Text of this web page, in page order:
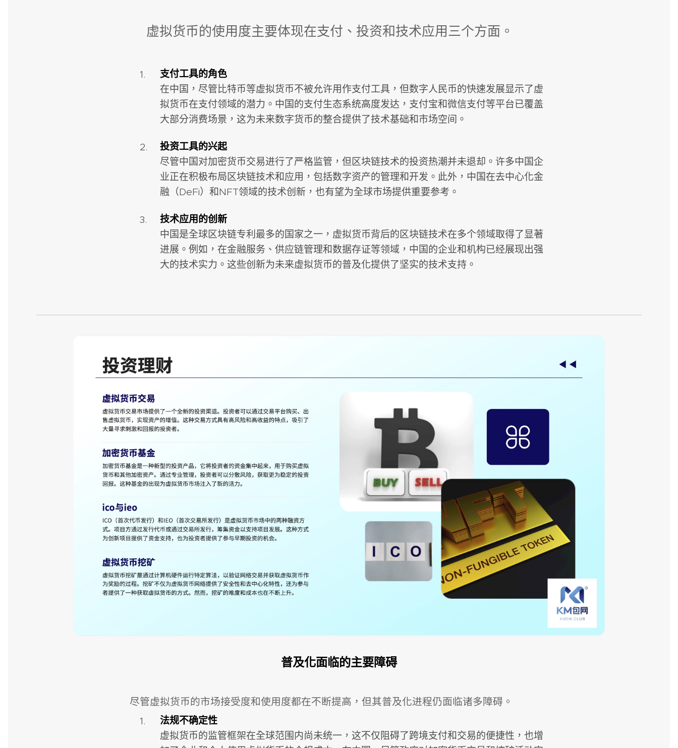
虚拟货币的使用度主要体现在支付、投资和技术应用三个方面。
支付工具的角色
在中国，尽管比特币等虚拟货币不被允许用作支付工具，但数字人民币的快速发展显示了虚
拟货币在支付领域的潜力。中国的支付生态系统高度发达，支付宝和微信支付等平台已覆盖
大部分消费场景，这为未来数字货币的整合提供了技术基础和市场空间。
投资工具的兴起
尽管中国对加密货币交易进行了严格监管，但区块链技术的投资热潮并未退却。许多中国企
业正在积极布局区块链技术和应用，包括数字资产的管理和开发。此外，中国在去中心化金
融（DeFi）和NFT领域的技术创新，也有望为全球市场提供重要参考。
技术应用的创新
中国是全球区块链专利最多的国家之一，虚拟货币背后的区块链技术在多个领域取得了显著
进展。例如，在金融服务、供应链管理和数据存证等领域，中国的企业和机构已经展现出强
大的技术实力。这些创新为未来虚拟货币的普及化提供了坚实的技术支持。
普及化面临的主要障碍
尽管虚拟货币的市场接受度和使用度都在不断提高，但其普及化进程仍面临诸多障碍。
法规不确定性
虚拟货币的监管框架在全球范围内尚未统一，这不仅阻碍了跨境支付和交易的便捷性，也增